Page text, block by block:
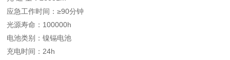
应急工作时间：≥90分钟
光源寿命：100000h
电池类别：镍镉电池
充电时间：24h